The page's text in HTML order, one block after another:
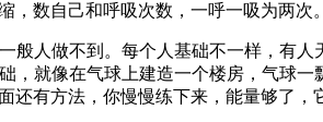
数自己和呼吸次数，一呼一吸为两
般人做不到。每个人基础不一样，有
，就像在气球上建造一个楼房，气球
有方法，你慢慢练下来，能量够了